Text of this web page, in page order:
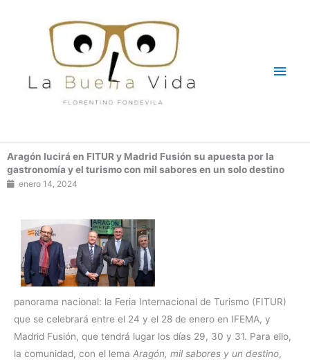
Aragón lucirá en FITUR y Madrid Fusión su apuesta por la
gastronomía y el turismo con mil sabores en un solo destino
enero 14, 2024
panorama nacional: la Feria Internacional de Turismo (FITUR)
que se celebrará entre el 24 y el 28 de enero en IFEMA, y
Madrid Fusión, que tendrá lugar los días 29, 30 y 31. Para ello,
la comunidad, con el lema Aragón, mil sabores y un destino,